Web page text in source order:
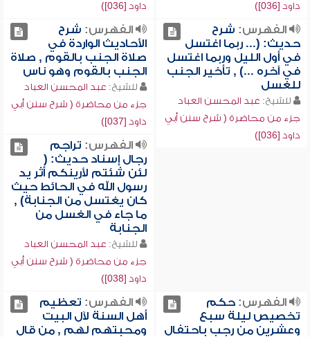
داود [036])
داود [036])
الفهرس: شرح
حديث: (... ربما اغتسل
في أول الليل وربما اغتسل
في آخره ...) , تأخير الجنب
للغسل
للشيخ: عبد المحسن العباد
جزء من محاضرة ( شرح سنن أبي
داود [036])
الفهرس: شرح
الأحاديث الواردة في
صلاة الجنب بالقوم , صلاة
الجنب بالقوم وهو ناس
للشيخ: عبد المحسن العباد
جزء من محاضرة ( شرح سنن أبي
داود [037])
الفهرس: تراجم
رجال إسناد حديث: (
لئن شئتم لأرينكم أثر يد
رسول الله في الحائط حيث
كان يغتسل من الجنابة) ,
ما جاء في الغسل من
الجنابة
للشيخ: عبد المحسن العباد
جزء من محاضرة ( شرح سنن أبي
داود [038])
الفهرس:حكم
تخصيص ليلة سبع
وعشرين من رجب باحتفال
الفهرس: تعظيم
أهل السنة لآل البيت
ومحبتهم لهم , من قال